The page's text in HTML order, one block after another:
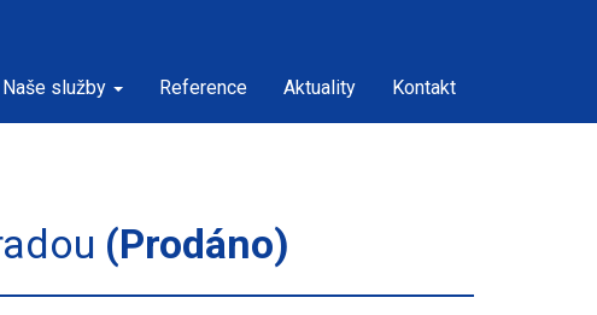
Naše služby Reference Aktuality Kontakt
(Prodáno)